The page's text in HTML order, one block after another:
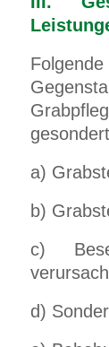
a)
b)
c)
d)